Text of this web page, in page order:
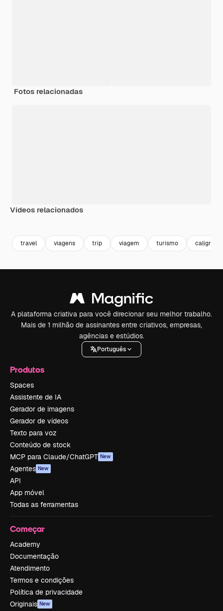
Fotos relacionadas
Vídeos relacionados
travel viagens trip viagem turismo caligrafia
A plataforma criativa para você direcionar seu melhor trabalho.
Mais de 1 milhão de assinantes entre criativos, empresas,
agências e estúdios.
Português
Produtos
Spaces
Assistente de IA
Gerador de imagens
Gerador de vídeos
Texto para voz
Conteúdo de stock
MCP para Claude/ChatGPT New
Agentes New
API
App móvel
Todas as ferramentas
Começar
Academy
Documentação
Atendimento
Termos e condições
Política de privacidade
Originais New